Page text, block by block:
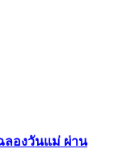
ลองวันแม่ ผ่าน